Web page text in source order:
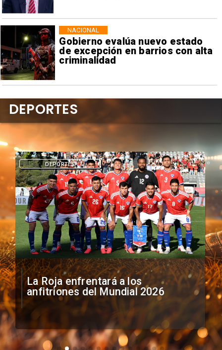
Gobierno evalúa nuevo estado
de excepción en barrios con alta
criminalidad
NACIONAL
La Roja enfrentará a los
anfitriones del Mundial 2026
DEPORTES
DEPORTES